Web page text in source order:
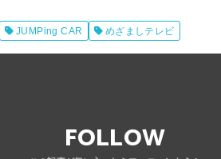
JUMPing CAR めざましテレビ
FOLLOW